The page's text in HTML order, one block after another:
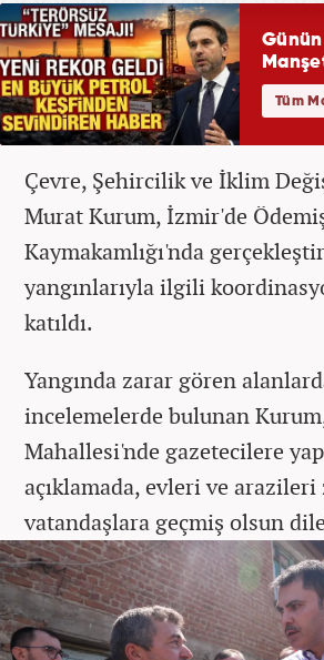
Çevre, Şehircilik ve İklim
Murat Kurum, İzmir'de
Kaymakamlığı'nda
yangınlarıyla ilgili
katıldı.
Yangında zarar gören
incelemelerde bulunan
Mahallesi'nde gazetecilere
açıklamada, evleri ve
vatandaşlara geçmiş olsun